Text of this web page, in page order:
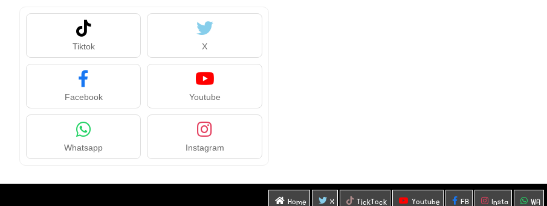
X
Tiktok
Youtube
Facebook
Instagram
Whatsapp
Home X TickTock Youtube FB Insta WA